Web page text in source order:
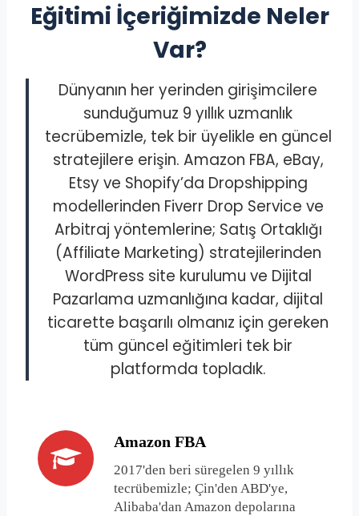
Eğitimi İçeriğimizde Neler
Var?
Dünyanın her yerinden girişimcilere
sunduğumuz 9 yıllık uzmanlık
tecrübemizle, tek bir üyelikle en güncel
stratejilere erişin. Amazon FBA, eBay,
Etsy ve Shopify’da Dropshipping
modellerinden Fiverr Drop Service ve
Arbitraj yöntemlerine; Satış Ortaklığı
(Affiliate Marketing) stratejilerinden
WordPress site kurulumu ve Dijital
Pazarlama uzmanlığına kadar, dijital
ticarette başarılı olmanız için gereken
tüm güncel eğitimleri tek bir
platformda topladık.
Amazon FBA
2017'den beri süregelen 9 yıllık
tecrübemizle; Çin'den ABD'ye,
Alibaba'dan Amazon depolarına